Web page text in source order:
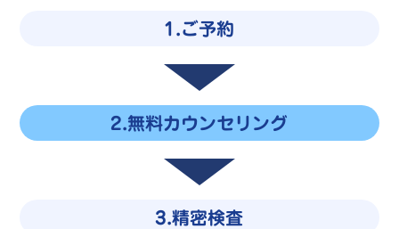
1.ご予約
2.無料カウンセリング
3.精密検査